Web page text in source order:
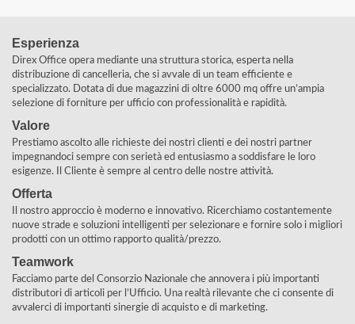
Esperienza
Direx Office opera mediante una struttura storica, esperta nella
distribuzione di cancelleria, che si avvale di un team efficiente e
specializzato. Dotata di due magazzini di oltre 6000 mq offre un’ampia
selezione di forniture per ufficio con professionalità e rapidità.
Valore
Prestiamo ascolto alle richieste dei nostri clienti e dei nostri partner
impegnandoci sempre con serietà ed entusiasmo a soddisfare le loro
esigenze. Il Cliente è sempre al centro delle nostre attività.
Offerta
Il nostro approccio è moderno e innovativo. Ricerchiamo costantemente
nuove strade e soluzioni intelligenti per selezionare e fornire solo i migliori
prodotti con un ottimo rapporto qualità/prezzo.
Teamwork
Facciamo parte del Consorzio Nazionale che annovera i più importanti
distributori di articoli per l’Ufficio. Una realtà rilevante che ci consente di
avvalerci di importanti sinergie di acquisto e di marketing.